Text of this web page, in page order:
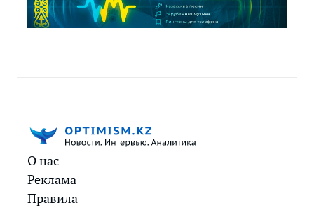
О нас
Реклама
Правила